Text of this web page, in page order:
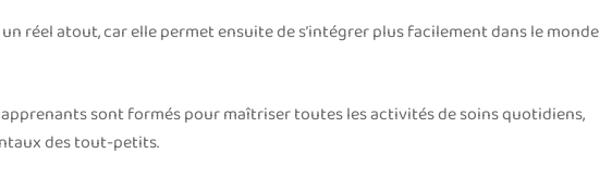
un réel atout, car elle permet ensuite de s’intégrer plus facilement dans le monde
sont formés pour maîtriser toutes les activités de soins quotidiens,
des tout-petits.